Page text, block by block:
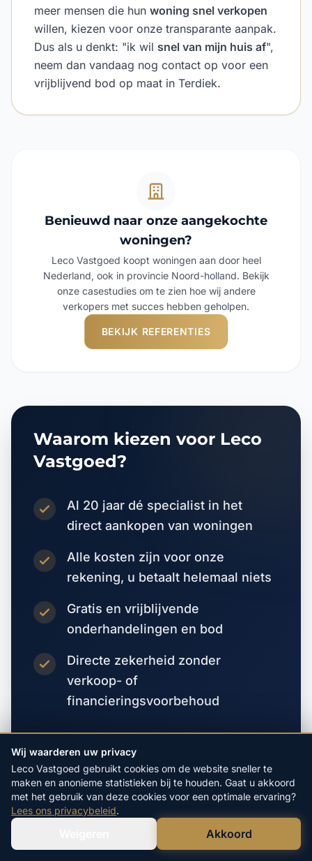
meer mensen die hun woning snel verkopen
willen, kiezen voor onze transparante aanpak.
Dus als u denkt: "ik wil snel van mijn huis af",
neem dan vandaag nog contact op voor een
vrijblijvend bod op maat in Terdiek.
Benieuwd naar onze aangekochte
woningen?
Leco Vastgoed koopt woningen aan door heel
Nederland, ook in provincie Noord-holland. Bekijk
onze casestudies om te zien hoe wij andere
verkopers met succes hebben geholpen.
BEKIJK REFERENTIES
Waarom kiezen voor Leco
Vastgoed?
Al 20 jaar dé specialist in het
direct aankopen van woningen
Alle kosten zijn voor onze
rekening, u betaalt helemaal niets
Gratis en vrijblijvende
onderhandelingen en bod
Directe zekerheid zonder
verkoop- of
financieringsvoorbehoud
Vraag direct een bod aan
Bel Ons Direct
Wij waarderen uw privacy
Leco Vastgoed gebruikt cookies om de website sneller te
maken en anonieme statistieken bij te houden. Gaat u akkoord
met het gebruik van deze cookies voor een optimale ervaring?
Lees ons privacybeleid.
Akkoord